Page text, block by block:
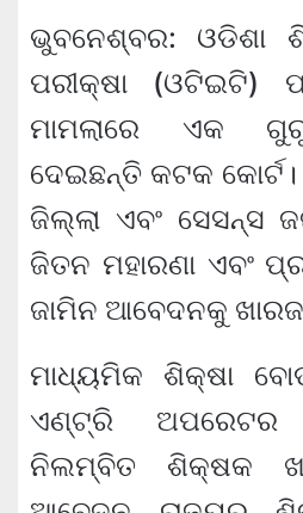
ଭୁବନେଶ୍ବର: ଓଡିଶା
ପରୀକ୍ଷା (ଓଟିଇଟି)
ମାମଲାରେ ଏକ
ଦେଇଛନ୍ତି କଟକ
ଜିଲ୍ଲା ଏବଂ
ଜିତନ ମହାରଣା ଏବଂ
ଜାମିନ ଆବେଦନକୁ
ମାଧ୍ୟମିକ ଶିକ୍ଷା
ଏଣ୍ଟ୍ରି ଅପରେଟର
ନିଲମ୍ବିତ ଶିକ୍ଷକ